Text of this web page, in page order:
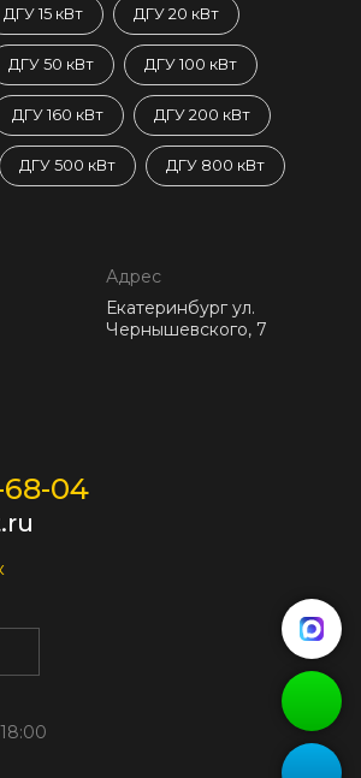
ДГУ 15 кВт ДГУ 20 кВт
ДГУ 50 кВт ДГУ 100 кВт
ДГУ 160 кВт ДГУ 200 кВт
ДГУ 500 кВт ДГУ 800 кВт
Адрес
Екатеринбург ул.
Чернышевского, 7
04